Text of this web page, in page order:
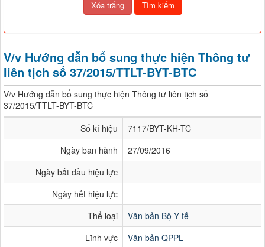
V/v Hướng dẫn bổ sung thực hiện Thông tư
liên tịch số 37/2015/TTLT-BYT-BTC
V/v Hướng dẫn bổ sung thực hiện Thông tư liên tịch số
37/2015/TTLT-BYT-BTC
Số kí hiệu
7117/BYT-KH-TC
Ngày ban hành
27/09/2016
Ngày bắt đầu hiệu lực
Ngày hết hiệu lực
Thể loại
Văn bản Bộ Y tế
Lĩnh vực
Văn bản QPPL